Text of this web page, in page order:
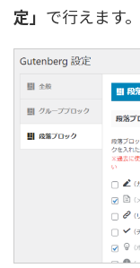
定」 で行えます。